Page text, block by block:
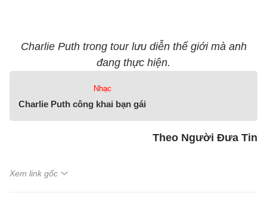
Charlie Puth trong tour lưu diễn thế giới mà anh
đang thực hiện.
Nhạc
Charlie Puth công khai bạn gái
Theo Người Đưa Tin
Xem link gốc